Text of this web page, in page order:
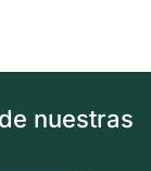
nuestras